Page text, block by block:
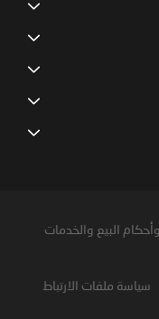
وأحكام البيع والخدمات
سياسة ملفات الارتباط